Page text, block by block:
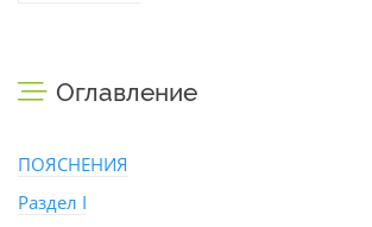
Оглавление
ПОЯСНЕНИЯ
Раздел I